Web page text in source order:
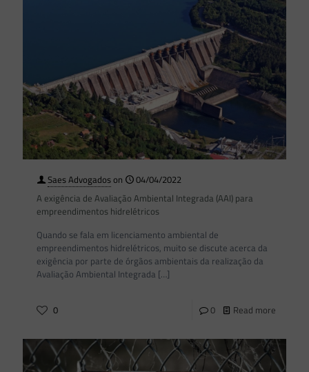
Saes Advogadoson
04/04/2022
A exigência de Avaliação Ambiental Integrada (AAI) para
empreendimentos hidrelétricos
Quando se fala em licenciamento ambiental de
empreendimentos hidrelétricos, muito se discute acerca da
exigência por parte de órgãos ambientais da realização da
Avaliação Ambiental Integrada […]
0 0 Read more